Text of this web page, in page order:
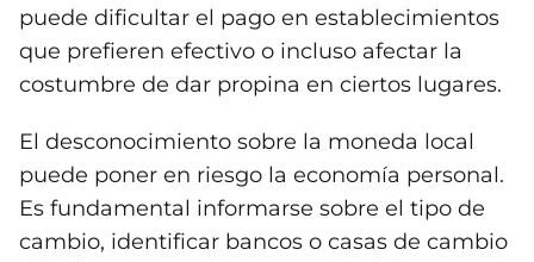
puede dificultar el pago en establecimientos
que prefieren efectivo o incluso afectar la
costumbre de dar propina en ciertos lugares.
El desconocimiento sobre la moneda local
puede poner en riesgo la economía personal.
Es fundamental informarse sobre el tipo de
cambio, identificar bancos o casas de cambio